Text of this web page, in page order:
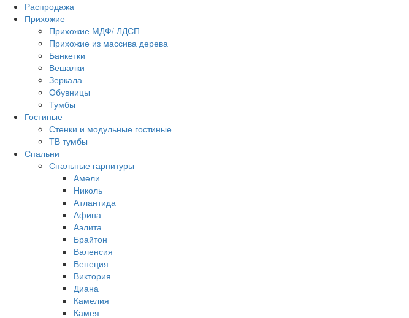
Распродажа
Прихожие
Прихожие МДФ/ ЛДСП
Прихожие из массива дерева
Банкетки
Вешалки
Зеркала
Обувницы
Тумбы
Гостиные
Стенки и модульные гостиные
ТВ тумбы
Спальни
Спальные гарнитуры
Амели
Николь
Атлантида
Афина
Аэлита
Брайтон
Валенсия
Венеция
Виктория
Диана
Камелия
Камея